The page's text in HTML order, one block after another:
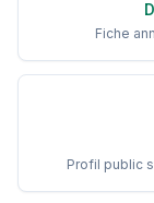
Fiche
Profil public